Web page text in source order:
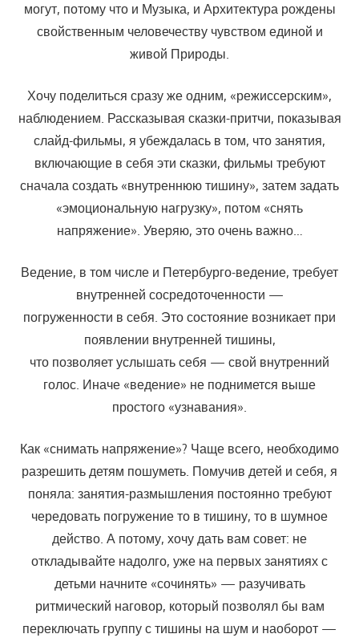
могут, потому что и Музы­ка, и Архитектура рождены
свойственным человечеству чувством еди­ной и
живой Природы.
Хочу поделиться сразу же одним, «режиссерским»,
наблюдени­ем. Рассказывая сказки-притчи, показывая
слайд-фильмы, я убежда­лась в том, что занятия,
включающие в себя эти сказки, фильмы требу­ют
сначала создать «внутреннюю тишину», затем задать
«эмоциональ­ную нагрузку», потом «снять
напряжение». Уверяю, это очень важно…
Ведение, в том числе и Петербурго-ведение, требует
внутренней сосредоточенности —
погруженности в себя. Это состояние возникает при
появлении внутренней тишины,
что позволяет услышать себя — свой внутренний
голос. Иначе «ведение» не поднимется выше
простого «узнавания».
Как «снимать напряжение»? Чаще всего, необходимо
разрешить детям пошуметь. Помучив детей и себя, я
поняла: занятия-размышле­ния постоянно требуют
чередовать погружение то в тишину, то в шум­ное
действо. А потому, хочу дать вам совет: не
откладывайте надолго, уже на первых занятиях с
детьми начните «сочинять» — разучивать
ритмический наговор, который позволял бы вам
переключать группу с тишины на шум и наоборот —